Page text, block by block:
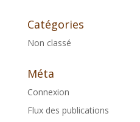
Catégories
Non classé
Méta
Connexion
Flux des publications